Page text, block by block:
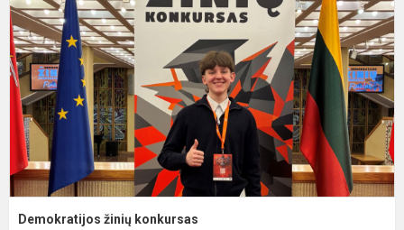
Demokratijos žinių konkursas